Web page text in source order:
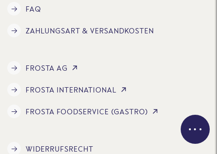
FAQ
ZAHLUNGSART & VERSANDKOSTEN
FROSTA AG
FROSTA INTERNATIONAL
FROSTA FOODSERVICE (GASTRO)
WIDERRUFSRECHT